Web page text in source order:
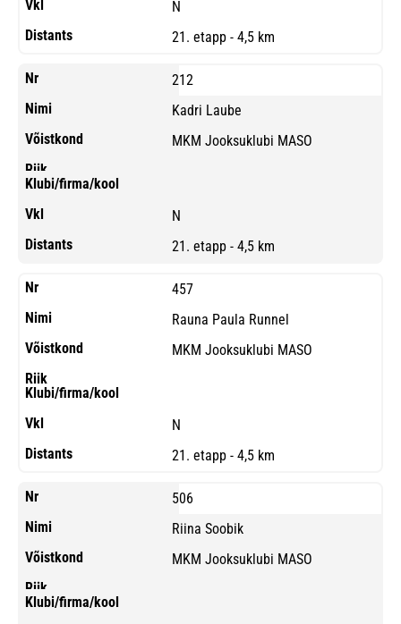
N
21. etapp - 4,5 km
212
Kadri Laube
MKM Jooksuklubi MASO
N
21. etapp - 4,5 km
457
Rauna Paula Runnel
MKM Jooksuklubi MASO
N
21. etapp - 4,5 km
506
Riina Soobik
MKM Jooksuklubi MASO